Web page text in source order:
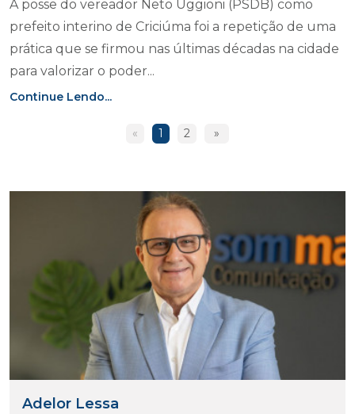
A posse do vereador Neto Uggioni (PSDB) como
prefeito interino de Criciúma foi a repetição de uma
prática que se firmou nas últimas décadas na cidade
para valorizar o poder...
Continue Lendo...
« 1 2 »
Adelor Lessa